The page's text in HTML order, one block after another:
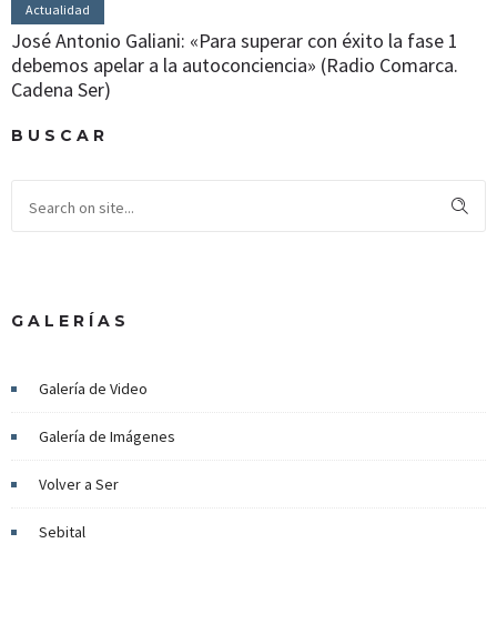
Actualidad
José Antonio Galiani: «Para superar con éxito la fase 1
debemos apelar a la autoconciencia» (Radio Comarca.
Cadena Ser)
BUSCAR
GALERÍAS
Galería de Video
Galería de Imágenes
Volver a Ser
Sebital